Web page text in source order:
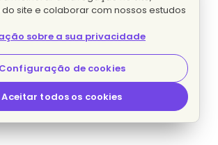
site e colaborar com nossos estudos
sobre a sua privacidade
Configuração de cookies
Aceitar todos os cookies